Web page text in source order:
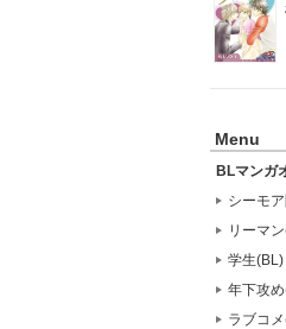
Menu
BLマンガ
シーモ
リーマ
学生(BL)
年下攻
ラブコ